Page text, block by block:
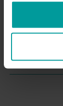
BREDD CA (MM)
VARUMÄRKE
MATERIAL
VIKT CA (GRAM)